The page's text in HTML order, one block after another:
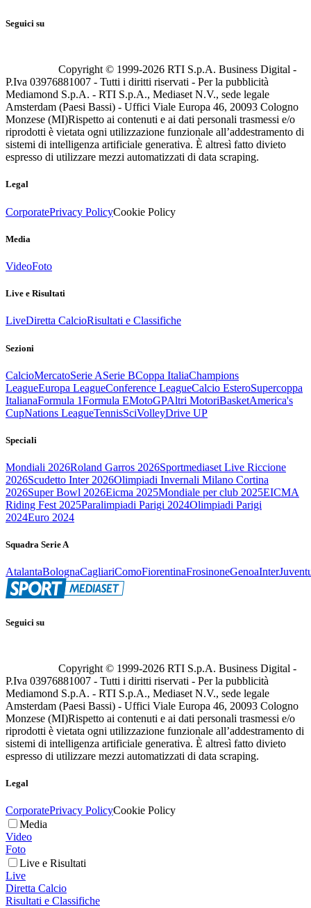
Seguici su
Copyright © 1999-2026 RTI S.p.A. Business Digital -
P.Iva 03976881007 - Tutti i diritti riservati - Per la pubblicità
Mediamond S.p.A. - RTI S.p.A., Mediaset N.V., sede legale
Amsterdam (Paesi Bassi) - Uffici Viale Europa 46, 20093 Cologno
Monzese (MI)Rispetto ai contenuti e ai dati personali trasmessi e/o
riprodotti è vietata ogni utilizzazione funzionale all’addestramento di
sistemi di intelligenza artificiale generativa. È altresì fatto divieto
espresso di utilizzare mezzi automatizzati di data scraping.
Legal
CorporatePrivacy PolicyCookie Policy
Media
VideoFoto
Live e Risultati
LiveDiretta CalcioRisultati e Classifiche
Sezioni
CalcioMercatoSerie ASerie BCoppa ItaliaChampions
LeagueEuropa LeagueConference LeagueCalcio EsteroSupercoppa
ItalianaFormula 1Formula EMotoGPAltri MotoriBasketAmerica's
CupNations LeagueTennisSciVolleyDrive UP
Speciali
Mondiali 2026Roland Garros 2026Sportmediaset Live Riccione
2026Scudetto Inter 2026Olimpiadi Invernali Milano Cortina
2026Super Bowl 2026Eicma 2025Mondiale per club 2025EICMA
Riding Fest 2025Paralimpiadi Parigi 2024Olimpiadi Parigi
2024Euro 2024
Squadra Serie A
AtalantaBolognaCagliariComoFiorentinaFrosinoneGenoaInter
Seguici su
Copyright © 1999-2026 RTI S.p.A. Business Digital -
P.Iva 03976881007 - Tutti i diritti riservati - Per la pubblicità
Mediamond S.p.A. - RTI S.p.A., Mediaset N.V., sede legale
Amsterdam (Paesi Bassi) - Uffici Viale Europa 46, 20093 Cologno
Monzese (MI)Rispetto ai contenuti e ai dati personali trasmessi e/o
riprodotti è vietata ogni utilizzazione funzionale all’addestramento di
sistemi di intelligenza artificiale generativa. È altresì fatto divieto
espresso di utilizzare mezzi automatizzati di data scraping.
Legal
CorporatePrivacy PolicyCookie Policy
Media
Video
Foto
Live e Risultati
Live
Diretta Calcio
Risultati e Classifiche